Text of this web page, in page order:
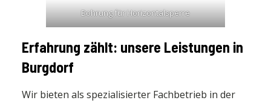
Bohrung für Horizontalsperre
Erfahrung zählt: unsere Leistungen in
Burgdorf
Wir bieten als spezialisierter Fachbetrieb in der